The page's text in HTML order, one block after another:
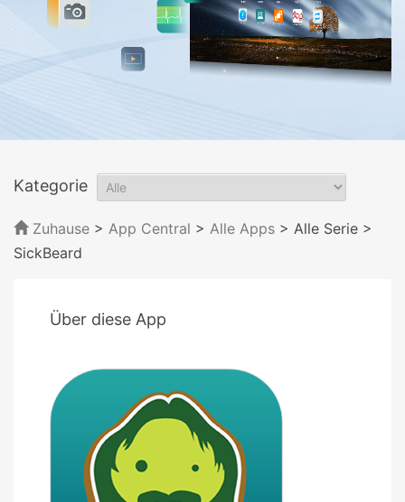
Kategorie
Zuhause > App Central > Alle Apps > Alle Serie >
SickBeard
Über diese App